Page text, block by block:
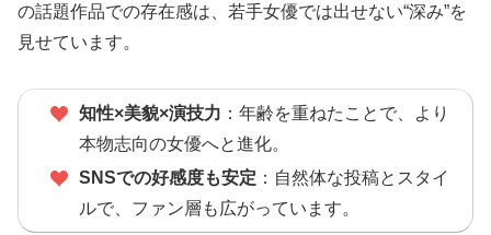
の話題作品での存在感は、若手女優では出せない“深み”を
見せています。
知性×美貌×演技力 ：年齢を重ねたことで、より
本物志向の女優へと進化。
SNSでの好感度も安定 ：自然体な投稿とスタイ
ルで、ファン層も広がっています。